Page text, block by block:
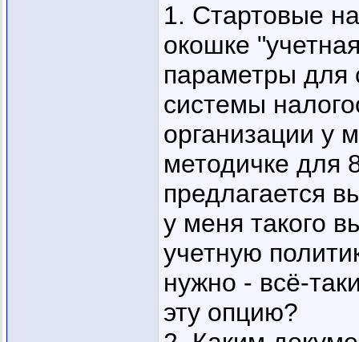
1. Стартовые
окошке
параметры
системы
организации у
методичке для
предлагается
у меня такого
учетную
нужно - всё-
эту опцию?